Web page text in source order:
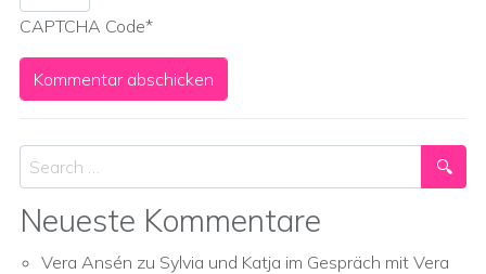
CAPTCHA Code*
Search
Neueste Kommentare
Vera Ansén zu Sylvia und Katja im Gespräch mit Vera